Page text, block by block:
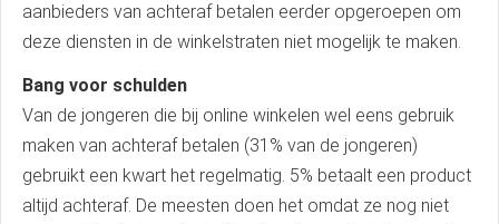
aanbieders van achteraf betalen eerder opgeroepen om
deze diensten in de winkelstraten niet mogelijk te maken.
Bang voor schulden
Van de jongeren die bij online winkelen wel eens gebruik
maken van achteraf betalen (31% van de jongeren)
gebruikt een kwart het regelmatig. 5% betaalt een product
altijd achteraf. De meesten doen het omdat ze nog niet